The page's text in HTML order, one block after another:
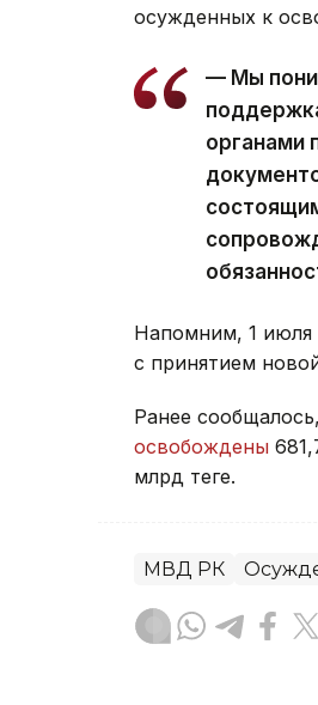
осужденных к
— Мы
органами
Напомним, 1 июля
с принятием
Ранее
освобождены
млрд теңге.
МВД РК